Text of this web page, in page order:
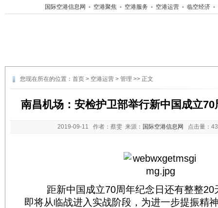
国际空港信息网 - 空港聚焦 - 空港服务 - 空港运营 - 临空经济 -
您现在所在的位置： 首页 > 空港运营 > 管理 >> 正文
南昌机场：安检护卫部举行新中国成立
2019-09-11 作者：蔡雯 来源： 国际空港信息网 点击量：
距新中国成立70周年纪念日还有整整20
即将从临战进入实战阶段，为进一步提振精